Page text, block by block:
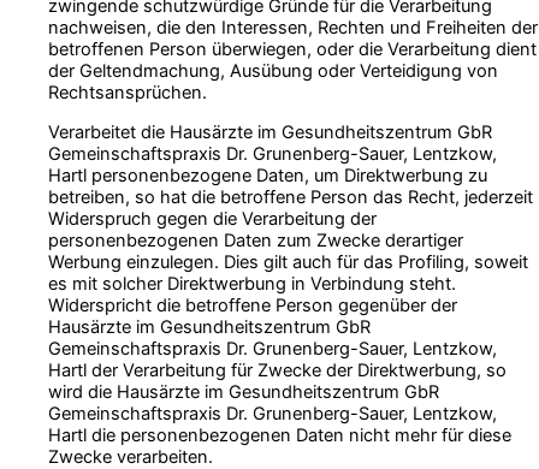
zwingende schutzwürdige Gründe für die Verarbeitung
nachweisen, die den Interessen, Rechten und Freiheiten der
betroffenen Person überwiegen, oder die Verarbeitung dient
der Geltendmachung, Ausübung oder Verteidigung von
Rechtsansprüchen.
Verarbeitet die Hausärzte im Gesundheitszentrum GbR
Gemeinschaftspraxis Dr. Grunenberg-Sauer, Lentzkow,
Hartl personenbezogene Daten, um Direktwerbung zu
betreiben, so hat die betroffene Person das Recht, jederzeit
Widerspruch gegen die Verarbeitung der
personenbezogenen Daten zum Zwecke derartiger
Werbung einzulegen. Dies gilt auch für das Profiling, soweit
es mit solcher Direktwerbung in Verbindung steht.
Widerspricht die betroffene Person gegenüber der
Hausärzte im Gesundheitszentrum GbR
Gemeinschaftspraxis Dr. Grunenberg-Sauer, Lentzkow,
Hartl der Verarbeitung für Zwecke der Direktwerbung, so
wird die Hausärzte im Gesundheitszentrum GbR
Gemeinschaftspraxis Dr. Grunenberg-Sauer, Lentzkow,
Hartl die personenbezogenen Daten nicht mehr für diese
Zwecke verarbeiten.